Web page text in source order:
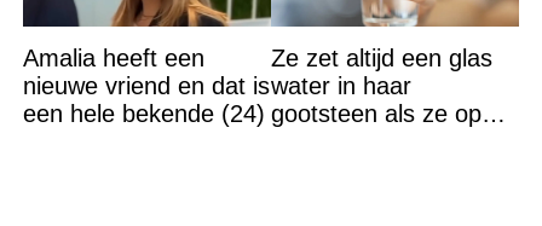
Amalia heeft een
nieuwe vriend en dat is
een hele bekende (24)
Ze zet altijd een glas
water in haar
gootsteen als ze op